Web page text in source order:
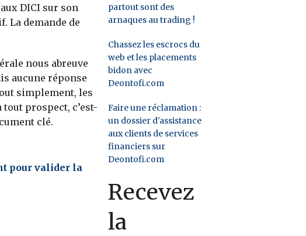
DICI sur son
La demande de
nous abreuve
aucune réponse
simplement, les
prospect, c’est-
clé.
pour valider la
partout sont des
arnaques au trading !
Chassez les escrocs du
web et les placements
bidon avec
Deontofi.com
Faire une réclamation :
un dossier d'assistance
aux clients de services
financiers sur
Deontofi.com
Recevez
la